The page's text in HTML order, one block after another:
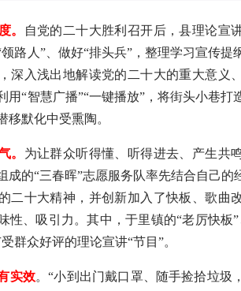
。
自党的二十大胜利召开后，县理论宣
路人”、做好“排头兵”，整理学习宣传提
深入浅出地解读党的二十大的重大意义
用“智慧广播”“一键播放”，将街头小巷打
移默化中受熏陶。
。 为让群众听得懂、听得进去、产生共
成的“三春晖”志愿服务队率先结合自己的
二十大精神，并创新加入了快板、歌曲
性、吸引力。其中，于里镇的“老厉快板
群众好评的理论宣讲“节目”。
实效。“小到出门戴口罩、随手捡拾垃圾